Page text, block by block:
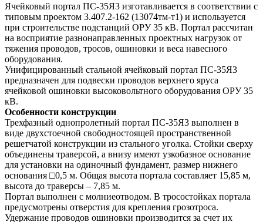
Ячейковый портал ПС-35Я3 изготавливается в соответствии с
типовым проектом 3.407.2-162 (13074тм-т1) и используется
при строительстве подстанций ОРУ 35 кВ. Портал рассчитан
на восприятие разнонаправленных проектных нагрузок от
тяжения проводов, тросов, ошиновки и веса навесного
оборудования.
Унифицированный стальной ячейковый портал ПС-35Я3
предназначен для подвески проводов верхнего яруса
ячейковой ошиновки высоковольтного оборудования ОРУ 35
кВ.
Особенности конструкции
Трехфазный однопролетный портал ПС-35Я3 выполнен в
виде двухстоечной свободностоящей пространственной
решетчатой конструкции из стального уголка. Стойки сверху
объединены траверсой, а внизу имеют узкобазное основание
для установки на одиночный фундамент, размер нижнего
основания □0,5 м. Общая высота портала составляет 15,85 м,
высота до траверсы – 7,85 м.
Портал выполнен с молниеотводом. В тросостойках портала
предусмотрены отверстия для крепления грозотроса.
Удержание проводов ошиновки производится за счет их